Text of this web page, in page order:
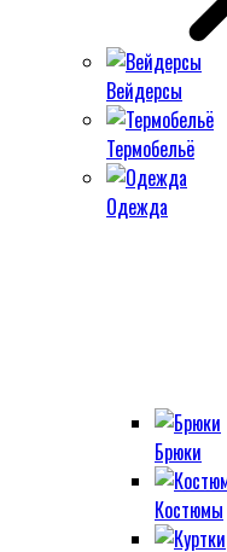
Вейдерсы
Термобельё
Одежда
Брюки
Костюмы